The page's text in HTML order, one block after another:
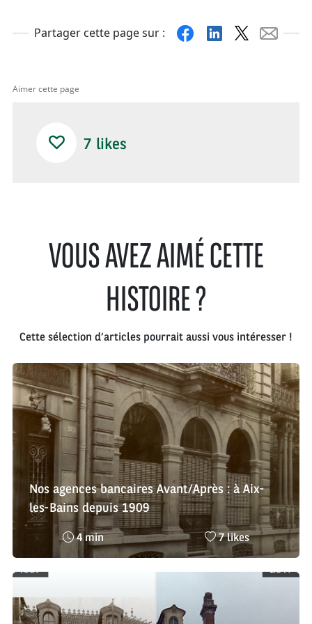
Partager cette page sur : FacebookLinkedin Mail
Aimer cette page
7 likes
VOUS AVEZ AIMÉ CETTE
HISTOIRE ?
Cette sélection d’articles pourrait aussi vous intéresser !
Nos agences bancaires Avant/Après : à Aix-
les-Bains depuis 1909
Temps
4 min
Nombre
de
likes
7 likes